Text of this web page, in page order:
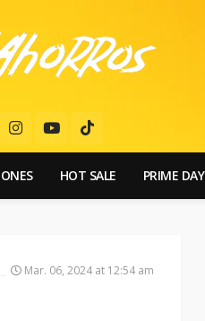
HOT SALE PRIME DAY
Mar. 06, 2024 at 12:54 am